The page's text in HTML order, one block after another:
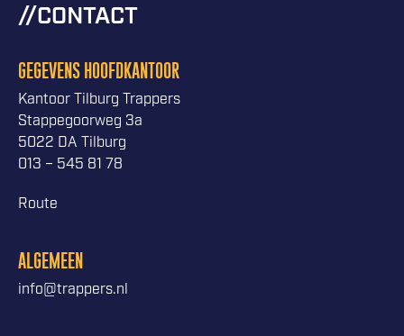
CONTACT
GEGEVENS HOOFDKANTOOR
Kantoor Tilburg Trappers
Stappegoorweg 3a
5022 DA Tilburg
013 – 545 81 78
Route
ALGEMEEN
info@trappers.nl